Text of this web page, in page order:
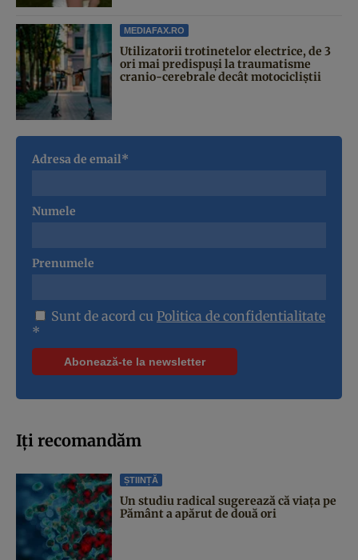
MEDIAFAX.RO
Utilizatorii trotinetelor electrice, de 3
ori mai predispuși la traumatisme
cranio-cerebrale decât motocicliștii
Adresa de email*
Numele
Prenumele
Sunt de acord cu Politica de confidentialitate
*
Iți recomandăm
ȘTIINȚĂ
Un studiu radical sugerează că viața pe
Pământ a apărut de două ori